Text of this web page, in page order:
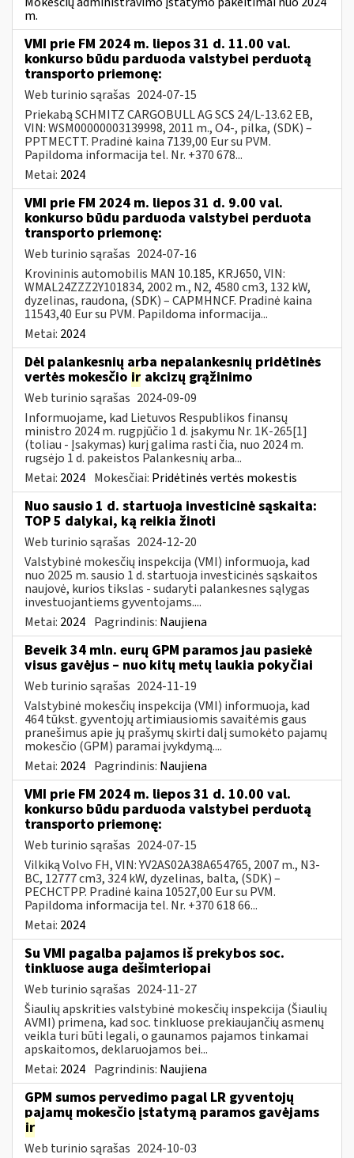
m.
VMI prie FM 2024 m. liepos 31 d. 11.00 val.
konkurso būdu parduoda valstybei perduotą
transporto priemonę:
Web turinio sąrašas 2024-07-15
Priekabą SCHMITZ CARGOBULL AG SCS 24/L-13.62 EB,
VIN: WSM00000003139998, 2011 m., O4-, pilka, (SDK) –
PPTMECTT. Pradinė kaina 7139,00 Eur su PVM.
Papildoma informacija tel. Nr. +370 678...
Metai: 2024
VMI prie FM 2024 m. liepos 31 d. 9.00 val.
konkurso būdu parduoda valstybei perduota
transporto priemonę:
Web turinio sąrašas 2024-07-16
Krovininis automobilis MAN 10.185, KRJ650, VIN:
WMAL24ZZZ2Y101834, 2002 m., N2, 4580 cm3, 132 kW,
dyzelinas, raudona, (SDK) – CAPMHNCF. Pradinė kaina
11543,40 Eur su PVM. Papildoma informacija...
Metai: 2024
Dėl palankesnių arba nepalankesnių pridėtinės
vertės mokesčio ir akcizų grąžinimo
Web turinio sąrašas 2024-09-09
Informuojame, kad Lietuvos Respublikos finansų
ministro 2024 m. rugpjūčio 1 d. įsakymu Nr. 1K-265[1]
(toliau - Įsakymas) kurį galima rasti čia, nuo 2024 m.
rugsėjo 1 d. pakeistos Palankesnių arba...
Metai: 2024 Mokesčiai: Pridėtinės vertės mokestis
Nuo sausio 1 d. startuoja investicinė sąskaita:
TOP 5 dalykai, ką reikia žinoti
Web turinio sąrašas 2024-12-20
Valstybinė mokesčių inspekcija (VMI) informuoja, kad
nuo 2025 m. sausio 1 d. startuoja investicinės sąskaitos
naujovė, kurios tikslas - sudaryti palankesnes sąlygas
investuojantiems gyventojams....
Metai: 2024 Pagrindinis: Naujiena
Beveik 34 mln. eurų GPM paramos jau pasiekė
visus gavėjus – nuo kitų metų laukia pokyčiai
Web turinio sąrašas 2024-11-19
Valstybinė mokesčių inspekcija (VMI) informuoja, kad
464 tūkst. gyventojų artimiausiomis savaitėmis gaus
pranešimus apie jų prašymų skirti dalį sumokėto pajamų
mokesčio (GPM) paramai įvykdymą....
Metai: 2024 Pagrindinis: Naujiena
VMI prie FM 2024 m. liepos 31 d. 10.00 val.
konkurso būdu parduoda valstybei perduotą
transporto priemonę:
Web turinio sąrašas 2024-07-15
Vilkiką Volvo FH, VIN: YV2AS02A38A654765, 2007 m., N3-
BC, 12777 cm3, 324 kW, dyzelinas, balta, (SDK) –
PECHCTPP. Pradinė kaina 10527,00 Eur su PVM.
Papildoma informacija tel. Nr. +370 618 66...
Metai: 2024
Su VMI pagalba pajamos iš prekybos soc.
tinkluose auga dešimteriopai
Web turinio sąrašas 2024-11-27
Šiaulių apskrities valstybinė mokesčių inspekcija (Šiaulių
AVMI) primena, kad soc. tinkluose prekiaujančių asmenų
veikla turi būti legali, o gaunamos pajamos tinkamai
apskaitomos, deklaruojamos bei...
Metai: 2024 Pagrindinis: Naujiena
GPM sumos pervedimo pagal LR gyventojų
pajamų mokesčio įstatymą paramos gavėjams
ir
Web turinio sąrašas 2024-10-03